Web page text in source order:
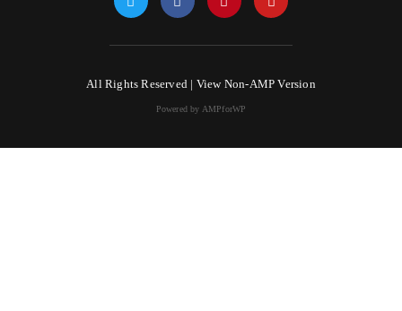
All Rights Reserved | View Non-AMP Version
Powered by AMPforWP